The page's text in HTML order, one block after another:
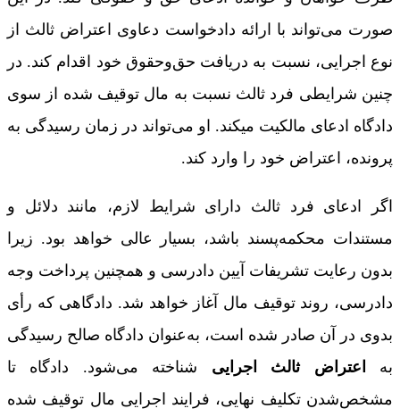
صورت می‌تواند با ارائه دادخواست دعاوی اعتراض ثالث از
نوع اجرایی، نسبت به دریافت حق‌وحقوق خود اقدام کند. در
چنین شرایطی فرد ثالث نسبت به مال توقیف شده از سوی
دادگاه ادعای مالکیت میکند. او می‌تواند در زمان رسیدگی به
پرونده، اعتراض خود را وارد کند.
اگر ادعای فرد ثالث دارای شرایط لازم، مانند دلائل و
مستندات محکمه‌پسند باشد، بسیار عالی خواهد بود. زیرا
بدون رعایت تشریفات آیین دادرسی و همچنین پرداخت وجه
دادرسی، روند توقیف مال آغاز خواهد شد. دادگاهی که رأی
بدوی در آن صادر شده است، به‌عنوان دادگاه صالح رسیدگی
به
اعتراض ثالث اجرایی شناخته می‌شود. دادگاه تا
مشخص‌شدن تکلیف نهایی، فرایند اجرایی مال توقیف شده